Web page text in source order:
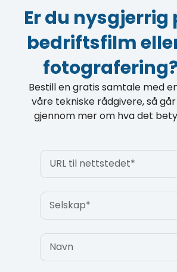
Er du nysgjerrig
bedriftsfilm
Bestill en gratis samtale med
våre tekniske rådgivere, så
gjennom mer om hva det